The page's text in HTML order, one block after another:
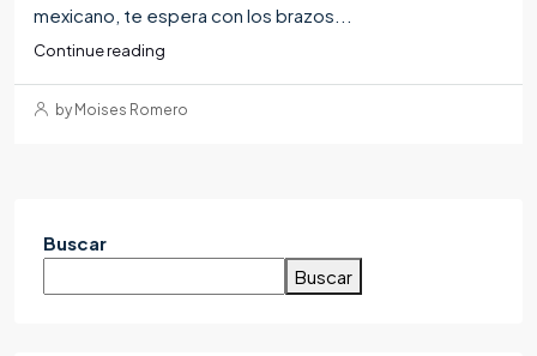
mexicano, te espera con los brazos...
Continue reading
by Moises Romero
Buscar
Buscar